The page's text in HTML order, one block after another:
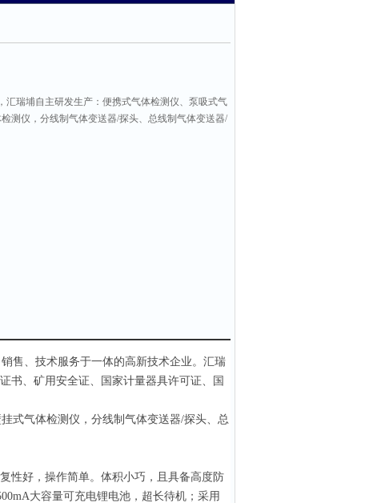
汇瑞埔自主研发生产：便携式气体检测仪、泵吸式气
测仪，分线制气体变送器/探头、总线制气体变送器/
售、技术服务于一体的高新技术企业。汇瑞
书、矿用安全证、国家计量器具许可证、国
式气体检测仪，分线制气体变送器/探头、总
性好，操作简单。体积小巧，且具备高度防
大容量可充电锂电池，超长待机；采用